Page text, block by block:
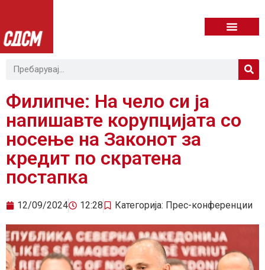
Филипче: На чело си ја
напишавте корупцијата со
носење на Законот за
кредит по скратена
постапка
12/09/2024 12:28 Категорија: Прес-конференции